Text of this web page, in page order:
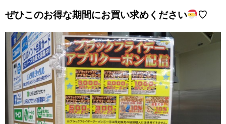
ぜひこのお得な期間にお買い求めください ♡